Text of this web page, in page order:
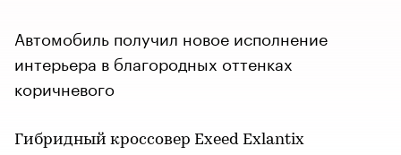
Автомобиль получил новое исполнение
интерьера в благородных оттенках
коричневого
Гибридный кроссовер Exeed Exlantix